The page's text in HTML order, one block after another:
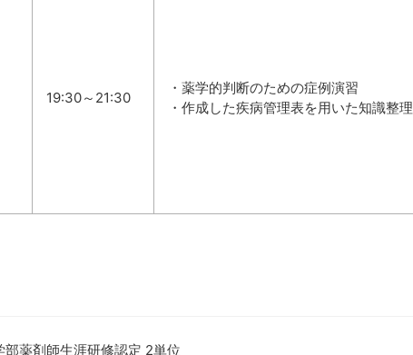
19:30～21:30
・薬学的判断のための症例演習
・作成した疾病管理表を用いた知識整理
薬剤師生涯研修認定 2単位